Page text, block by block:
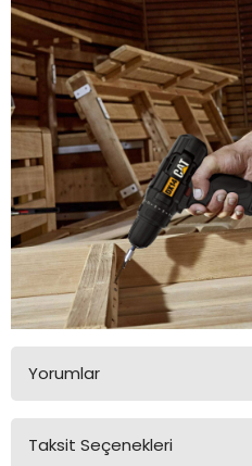
Yorumlar
Taksit Seçenekleri